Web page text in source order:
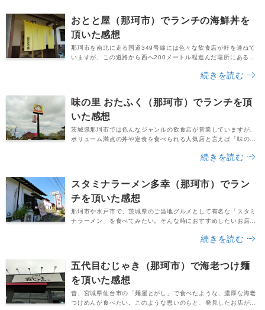
おとと屋（那珂市）でランチの海鮮丼を
頂いた感想
那珂市を南北に走る国道349号線には色々な飲食店が軒を連ねて
いますが、この道路から西へ200メートル程進んだ場所にある人
が営んでいる飲食店で、お刺身や海鮮丼、焼き魚、煮魚など、
屋」さんの評判の良さを知り、平日のランチタイムに早...
続きを読む
味の里 おたふく（那珂市）でランチを頂
いた感想
茨城県那珂市では色んなジャンルの飲食店が営業していますが、
ボリューム満点の丼や定食を食べられる人気店と言えば「味の里
号使用。天ぷらもたくさん乗っており、デカ盛りグルメとして注
チタイムに「名物 おたふく天丼」を普通盛りで注文...
続きを読む
スタミナラーメン多幸（那珂市）でラン
チを頂いた感想
那珂市や水戸市で、茨城県のご当地グルメとして有名な「スタミ
ナラーメン」を食べてみたい。そんな時におすすめしたいお店の
現在は、那珂市の本店と水戸市の見川店の２店舗を営業。本格的
回はそんな茨城の人気店「スタミナラーメン 多幸 ...
続きを読む
五代目むじゃき（那珂市）で海老つけ麺
を頂いた感想
昔、宮城県仙台市の「麺屋とがし」で食べたような、濃厚な海老
つけめんが食べたい。このような思いのもと、発見したお店が茨